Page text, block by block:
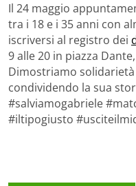
Il 24 maggio
tra i 18 e i 35 anni con
iscriversi al registro dei
9 alle 20 in piazza
Dimostriamo
condividendo la sua
#salviamogabriele
#iltipogiusto